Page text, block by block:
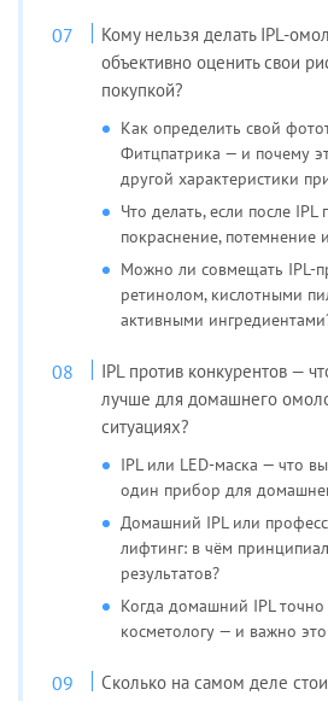
Кому нельзя делать IPL-
объективно оценить свои
покупкой?
Как определить свой
Фитцпатрика — и почему
другой характеристики
Что делать, если после IPL
покраснение, потемнение
Можно ли совмещать IPL-
ретинолом, кислотными
активными
IPL против конкурентов —
лучше для домашнего
ситуациях?
IPL или LED-маска — что
один прибор для
Домашний IPL или
лифтинг: в чём
результатов?
Когда домашний IPL
косметологу — и важно
Сколько на самом деле